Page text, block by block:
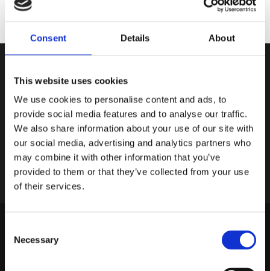
Consent Details About
This website uses cookies
We use cookies to personalise content and ads, to
provide social media features and to analyse our traffic.
We also share information about your use of our site with
our social media, advertising and analytics partners who
may combine it with other information that you’ve
provided to them or that they’ve collected from your use
of their services.
Selection
Necessary
Var först med att få nyheter och erbjudanden!
Gruvgatan 31A